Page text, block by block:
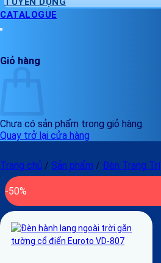
CATALOGUE
Giỏ hàng
Chưa có sản phẩm trong giỏ hàng.
Quay trở lại cửa hàng
Trang chủ / Sản phẩm / Đèn Trang Trí
-50%